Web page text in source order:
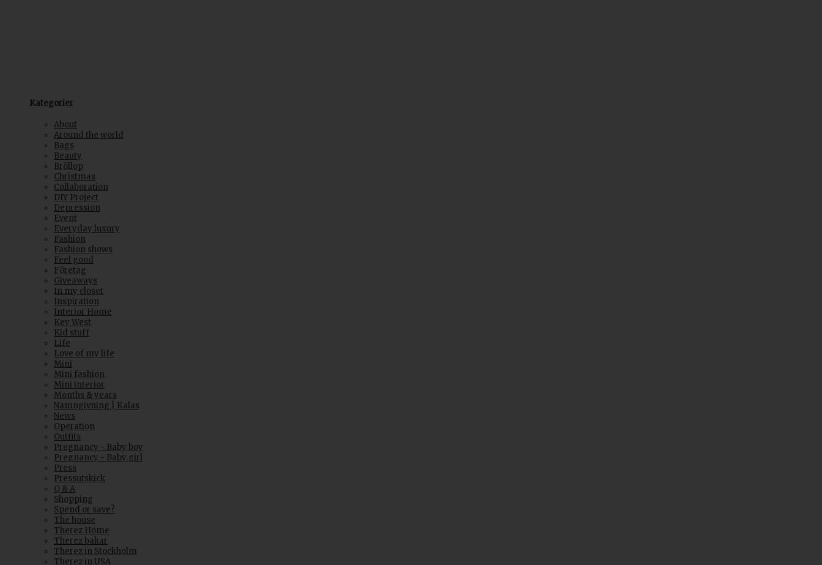
Kategorier
About
Around the world
Bags
Beauty
Bröllop
Christmas
Collaboration
DIY Project
Depression
Event
Everyday luxury
Fashion
Fashion shows
Feel good
Företag
Giveaways
In my closet
Inspiration
Interior Home
Key West
Kid stuff
Life
Love of my life
Mini
Mini fashion
Mini interior
Months & years
Namngivning | Kalas
News
Operation
Outfits
Pregnancy - Baby boy
Pregnancy - Baby girl
Press
Pressutskick
Q & A
Shopping
Spend or save?
The house
Therez Home
Therez bakar
Therez in Stockholm
Therez in USA